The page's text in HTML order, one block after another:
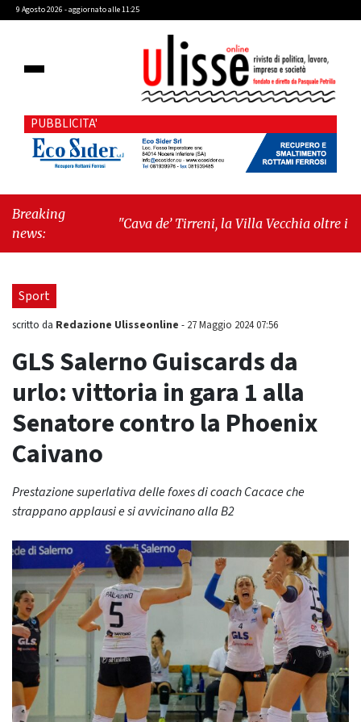
9 Agosto 2026 - aggiornato alle 11:25
PUBBLICITA'
Breaking
news:
"Cava de’ Tirreni, la Villa Vecchia oltre i vandali:
Sport
scritto da Redazione Ulisseonline - 27 Maggio 2024 07:56
GLS Salerno Guiscards da
urlo: vittoria in gara 1 alla
Senatore contro la Phoenix
Caivano
Prestazione superlativa delle foxes di coach Cacace che
strappano applausi e si avvicinano alla B2